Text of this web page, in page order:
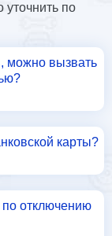
по
можно вызвать
карты?
отключению